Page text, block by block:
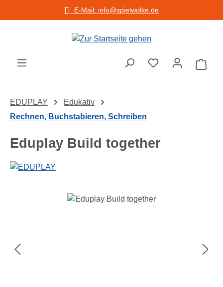
Zum Hauptinhalt springenE-Mail: info@spielwolke.de
EDUPLAY
Edukativ
Rechnen, Buchstabieren, Schreiben
Eduplay Build together